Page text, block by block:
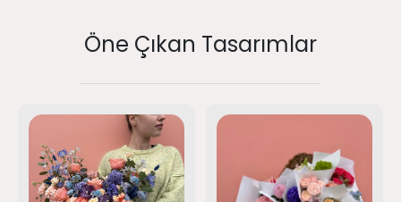
Öne Çıkan Tasarımlar